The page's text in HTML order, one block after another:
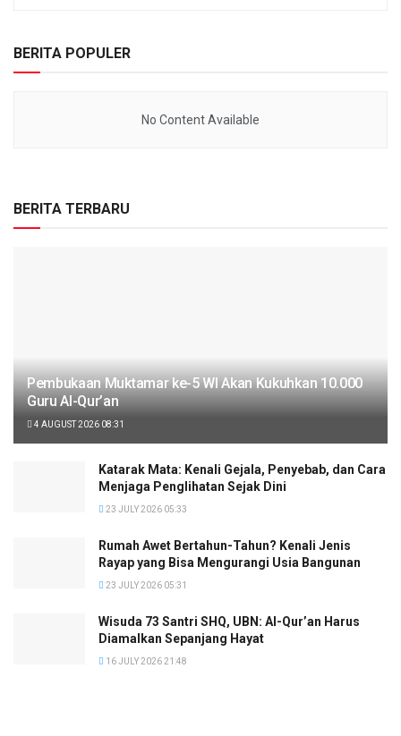
BERITA POPULER
No Content Available
BERITA TERBARU
Pembukaan Muktamar ke-5 WI Akan Kukuhkan 10.000
Guru Al-Qur’an
4 AUGUST 2026 08:31
Katarak Mata: Kenali Gejala, Penyebab, dan Cara
Menjaga Penglihatan Sejak Dini
23 JULY 2026 05:33
Rumah Awet Bertahun-Tahun? Kenali Jenis
Rayap yang Bisa Mengurangi Usia Bangunan
23 JULY 2026 05:31
Wisuda 73 Santri SHQ, UBN: Al-Qur’an Harus
Diamalkan Sepanjang Hayat
16 JULY 2026 21:48